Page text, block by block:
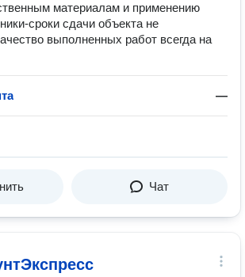
материалам и применению
сроки сдачи объекта не
выполненных работ всегда на
—
Чат